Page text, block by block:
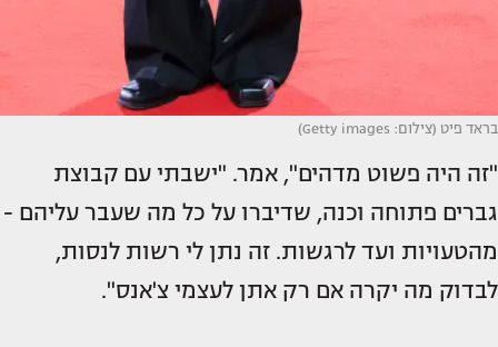
בראד פיט (צילום: Getty images)
"זה היה פשוט מדהים", אמר. "ישבתי עם קבוצת
גברים פתוחה וכנה, שדיברו על כל מה שעבר עליהם -
מהטעויות ועד לרגשות. זה נתן לי רשות לנסות,
לבדוק מה יקרה אם רק אתן לעצמי צ'אנס".